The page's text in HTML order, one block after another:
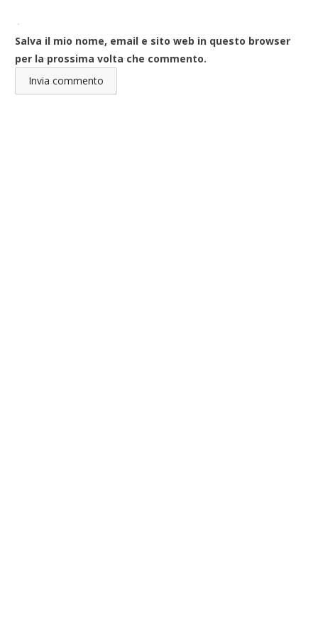
Salva il mio nome, email e sito web in questo browser
per la prossima volta che commento.